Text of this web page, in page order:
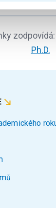
zodpovídá:
Ph.D.